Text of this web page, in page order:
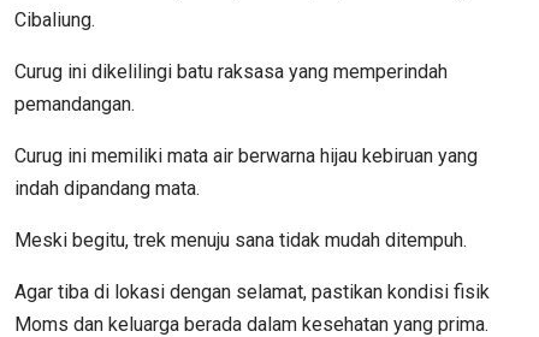
Cibaliung.
Curug ini dikelilingi batu raksasa yang memperindah
pemandangan.
Curug ini memiliki mata air berwarna hijau kebiruan yang
indah dipandang mata.
Meski begitu, trek menuju sana tidak mudah ditempuh.
Agar tiba di lokasi dengan selamat, pastikan kondisi fisik
Moms dan keluarga berada dalam kesehatan yang prima.